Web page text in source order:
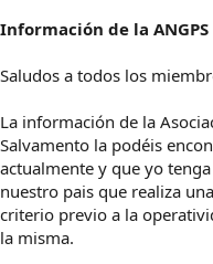
Información de la ANGPS
Saludos a todos los
La información de la
Salvamento la podéis
actualmente y que yo
nuestro pais que realiza
criterio previo a la
la misma.